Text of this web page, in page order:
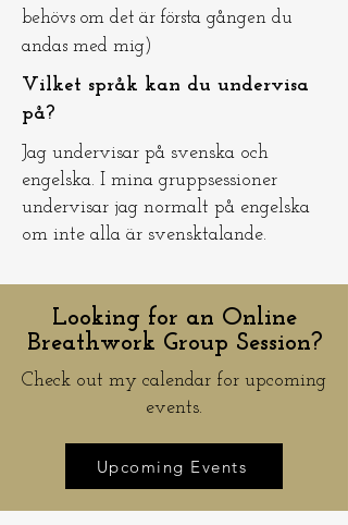
behövs om det är första gången du
andas med mig)
Vilket språk kan du undervisa
på?
Jag undervisar på svenska och
engelska. I mina gruppsessioner
undervisar jag normalt på engelska
om inte alla är svensktalande.
Looking for an Online
Breathwork Group Session?
Check out my calendar for upcoming
events.
Upcoming Events